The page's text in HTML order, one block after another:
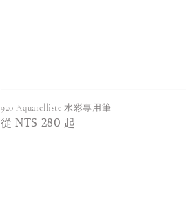
920 Aquarelliste 水彩專用筆
Regular
從NT$ 280 起